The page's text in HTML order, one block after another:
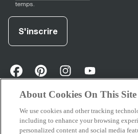
temps.
S'inscrire
facebook
opens in new tab
pinterest
opens in new tab
instagram
opens in new tab
youtube
opens in new
Soutien
About Cookies On This Site
We use cookies and other tracking
including to enhance your browsing
personalized content and social media